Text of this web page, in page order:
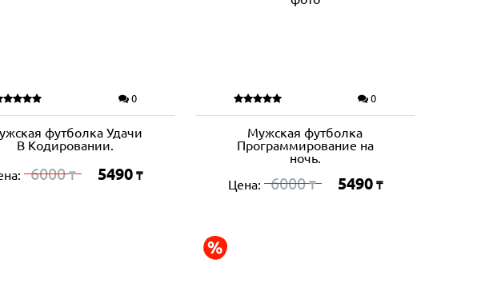
0
футболка Удачи
В Кодировании.
6000₸ 5490 ₸
0
Мужская футболка
Программирование на
ночь.
Цена:
6000₸ 5490 ₸